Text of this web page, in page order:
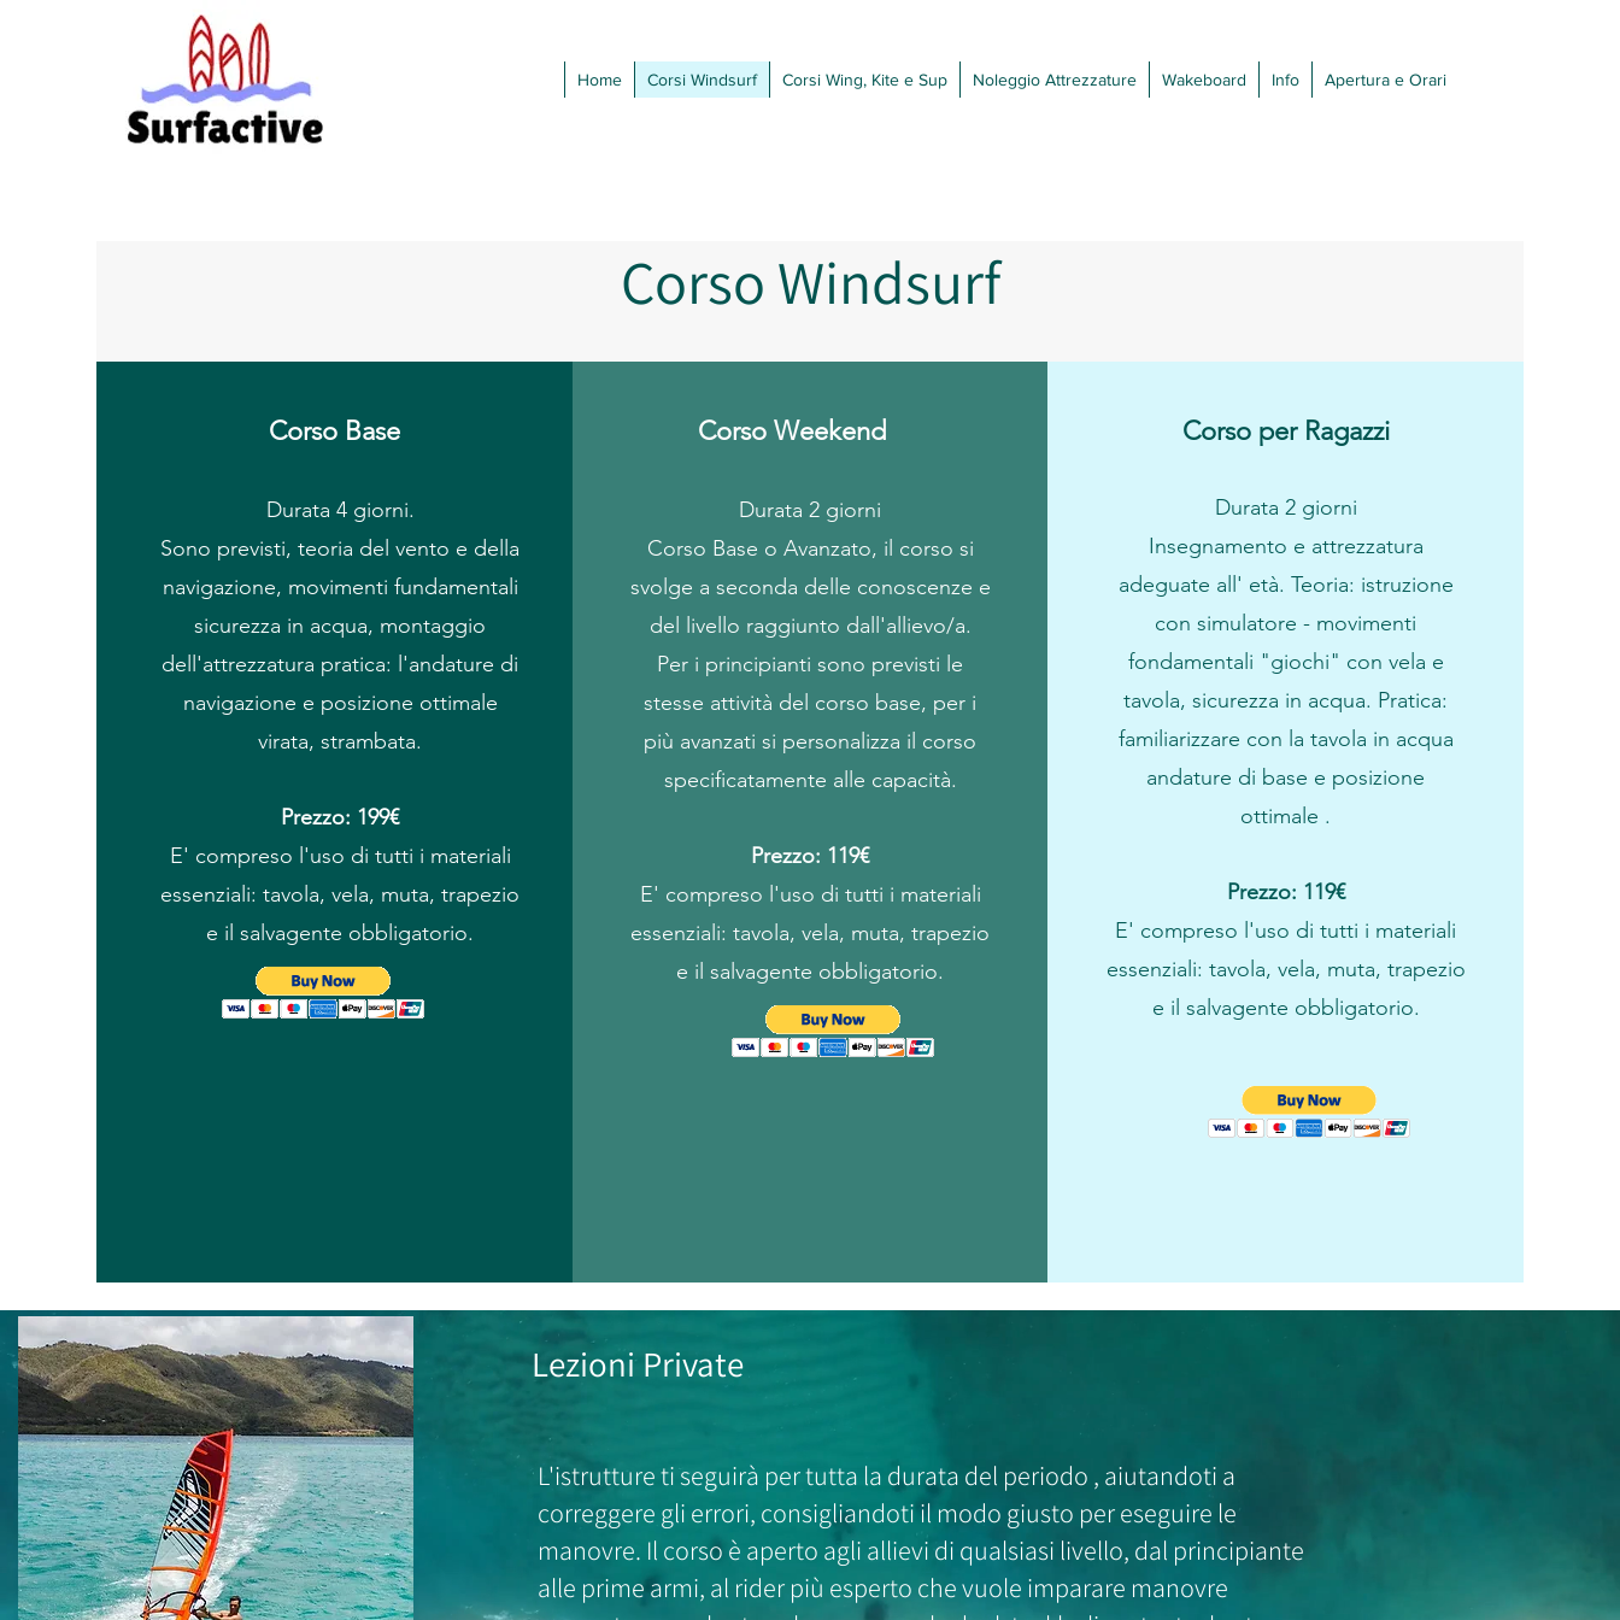
Home Corsi Windsurf Corsi Wing, Kite e Sup Noleggio Attrezzature Wakeboard Info Apertura e Orari
Corso Windsurf
Corso Base
Durata 4 giorni.
Sono previsti, teoria del vento e della
navigazione, movimenti fundamentali
sicurezza in acqua, montaggio
dell'attrezzatura pratica: l'andature di
navigazione e posizione ottimale
virata, strambata.
Prezzo: 199€
E' compreso l'uso di tutti i materiali
essenziali: tavola, vela, muta, trapezio
e il salvagente obbligatorio.
Corso Weekend
Durata 2 giorni
Corso Base o Avanzato, il corso si
svolge a seconda delle conoscenze e
del livello raggiunto dall'allievo/a.
Per i principianti sono previsti le
stesse attività del corso base, per i
più avanzati si personalizza il corso
specificatamente alle capacità.
Prezzo: 119€
E' compreso l'uso di tutti i materiali
essenziali: tavola, vela, muta, trapezio
e il salvagente obbligatorio.
Corso per Ragazzi
Durata 2 giorni
Insegnamento e attrezzatura
adeguate all' età. Teoria: istruzione
con simulatore - movimenti
fondamentali "giochi" con vela e
tavola, sicurezza in acqua. Pratica:
familiarizzare con la tavola in acqua
andature di base e posizione
ottimale .
Prezzo: 119€
E' compreso l'uso di tutti i materiali
essenziali: tavola, vela, muta, trapezio
e il salvagente obbligatorio.
Lezioni Private
L'istrutture ti seguirà per tutta la durata del periodo , aiutandoti a
correggere gli errori, consigliandoti il modo giusto per eseguire le
manovre. Il corso è aperto agli allievi di qualsiasi livello, dal principiante
alle prime armi, al rider più esperto che vuole imparare manovre